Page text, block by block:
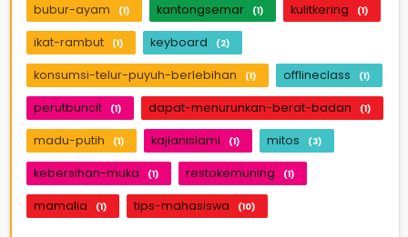
bubur-ayam (1) kantongsemar (1) kulitkering (1)
ikat-rambut (1) keyboard (2)
konsumsi-telur-puyuh-berlebihan (1) offlineclass (1)
perutbuncit (1) dapat-menurunkan-berat-badan (1)
madu-putih (1) kajianislami (1) mitos (3)
kebersihan-muka (1) restokemuning (1)
mamalia (1) tips-mahasiswa (10)